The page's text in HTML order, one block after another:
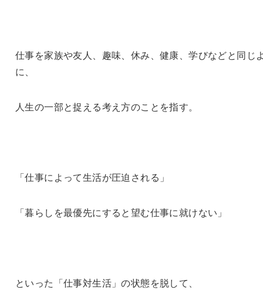
仕事を家族や友人、趣味、休み、健康、学びなどと同じ
に、
人生の一部と捉える考え方のことを指す。
「仕事によって生活が圧迫される」
「暮らしを最優先にすると望む仕事に就けない」
といった「仕事対生活」の状態を脱して、